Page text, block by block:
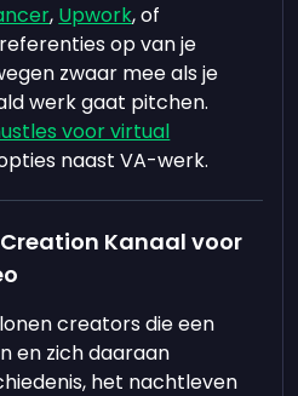
, Upwork, of
op van je
zwaar mee als je
werk gaat pitchen.
voor virtual
naast VA-werk.
Kanaal voor
creators die een
en zich daaraan
het nachtleven